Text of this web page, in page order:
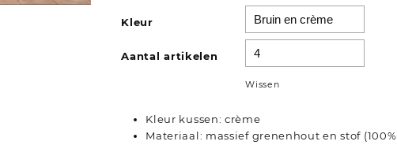
Kleur
Aantal artikelen
Wissen
Kleur kussen: crème
Materiaal: massief grenenhout en stof (100%